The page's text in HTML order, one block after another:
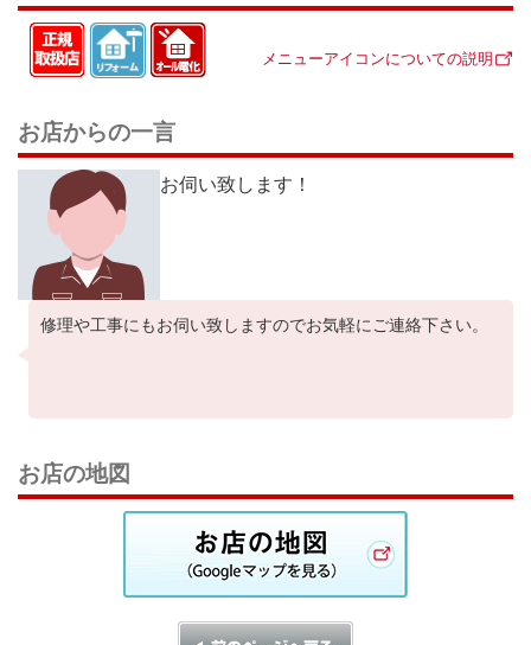
メニューアイコンについての説明
お店からの一言
お伺い致します！
修理や工事にもお伺い致しますのでお気軽にご連絡下さい。
お店の地図